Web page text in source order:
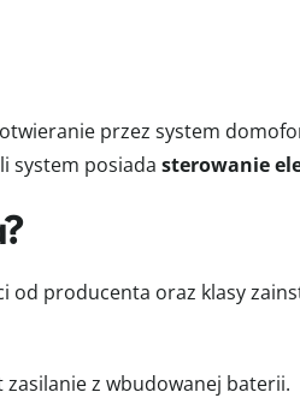
przez system
system posiadasterowanie
od producenta oraz klasy
z wbudowanej baterii.